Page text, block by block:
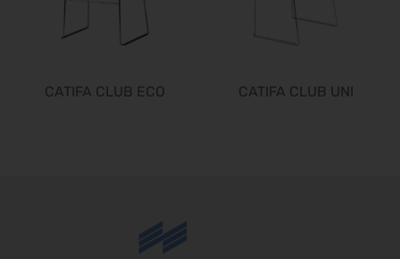
CATIFA CLUB ECO CATIFA CLUB UNI